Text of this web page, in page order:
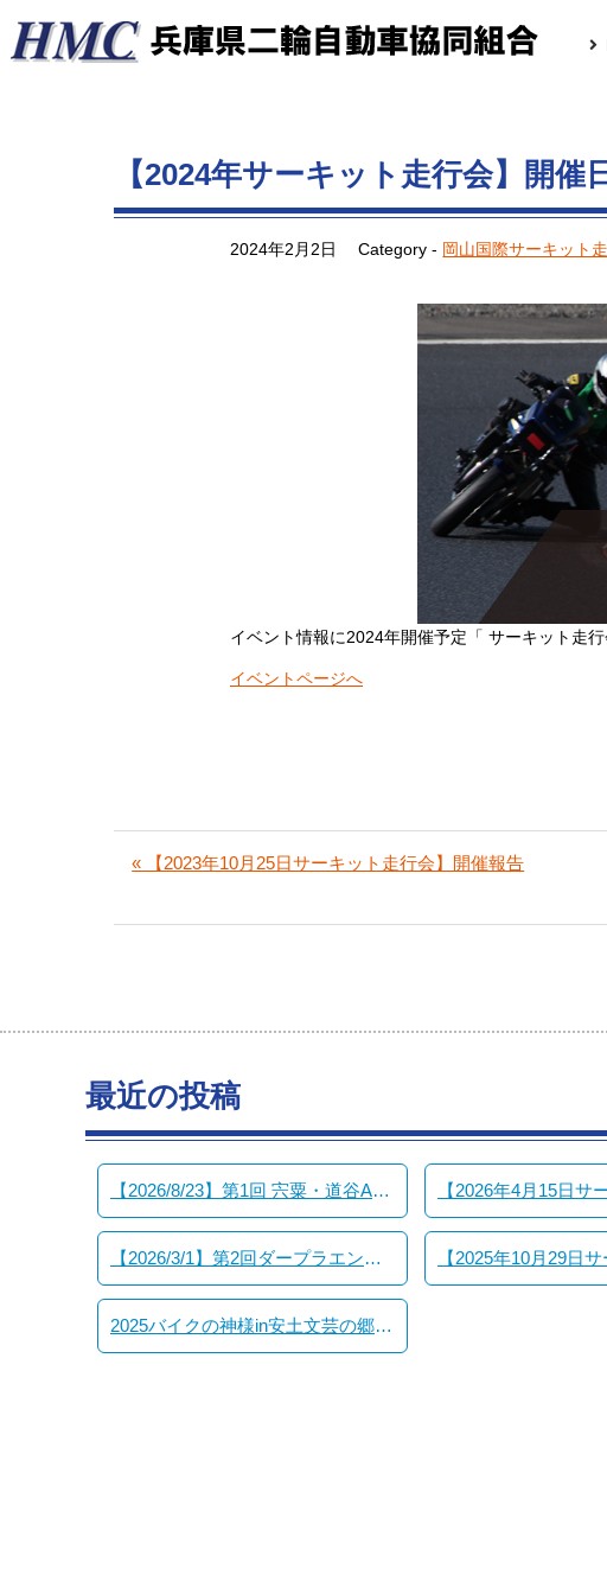
【2024年サーキット走行会】開催
2024年2月2日 Category - 岡山国際サーキット
イベント情報に2024年開催予定「 サーキット走
イベントページへ
« 【2023年10月25日サーキット走行会】開催報告
最近の投稿
【2026/8/23】第1回 宍粟・道谷ANNEX PARK TREKKING PARTY
【2026/3/1】第2回ダープラエンデューロごっこ
2025バイクの神様in安土文芸の郷MEETING